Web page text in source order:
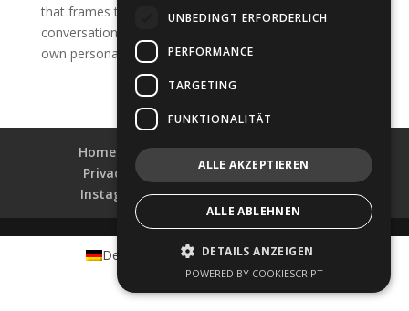
that frames the eyes like a work of art during
conversations, and of course should also reflect your
own personality.
Home Collections
Shop-Finder
Privacy & Data Security
Impress
Instagram
Facebook LinkedIn
Deutsch English Português
UNBEDINGT ERFORDERLICH
PERFORMANCE
TARGETING
FUNKTIONALITÄT
ALLE AKZEPTIEREN
ALLE ABLEHNEN
DETAILS ANZEIGEN
POWERED BY COOKIESCRIPT